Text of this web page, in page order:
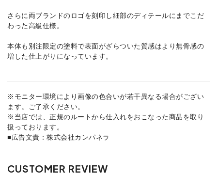
さらに両ブランドのロゴを刻印し細部のディテールにまでこだ
わった高級仕様。
本体も別注限定の塗料で表面がざらついた質感はより無骨感の
増した仕上がりになっています。
※モニター環境により画像の色合いが若干異なる場合がござい
ます。ご了承ください。
※当店では、正規のルートから仕入れをおこなった商品を取り
扱っております。
■広告文責：株式会社カンパネラ